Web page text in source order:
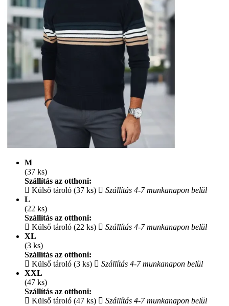
M
(37 ks)
Szállítás az otthoni:
Külső tároló (37 ks)
Szállítás 4-7 munkanapon belül
L
(22 ks)
Szállítás az otthoni:
Külső tároló (22 ks)
Szállítás 4-7 munkanapon belül
XL
(3 ks)
Szállítás az otthoni:
Külső tároló (3 ks)
Szállítás 4-7 munkanapon belül
XXL
(47 ks)
Szállítás az otthoni:
Külső tároló (47 ks)
Szállítás 4-7 munkanapon belül